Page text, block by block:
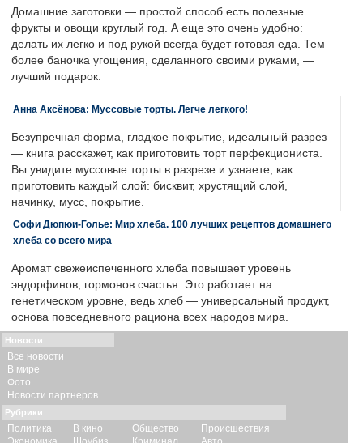
Домашние заготовки — простой способ есть полезные
фрукты и овощи круглый год. А еще это очень удобно:
делать их легко и под рукой всегда будет готовая еда. Тем
более баночка угощения, сделанного своими руками, —
лучший подарок.
Анна Аксёнова: Муссовые торты. Легче легкого!
Безупречная форма, гладкое покрытие, идеальный разрез
— книга расскажет, как приготовить торт перфекциониста.
Вы увидите муссовые торты в разрезе и узнаете, как
приготовить каждый слой: бисквит, хрустящий слой,
начинку, мусс, покрытие.
Софи Дюпюи-Голье: Мир хлеба. 100 лучших рецептов домашнего
хлеба со всего мира
Аромат свежеиспеченного хлеба повышает уровень
эндорфинов, гормонов счастья. Это работает на
генетическом уровне, ведь хлеб — универсальный продукт,
основа повседневного рациона всех народов мира.
Новости
Все новости
В мире
Фото
Новости партнеров
Рубрики
Политика
В кино
Общество
Происшествия